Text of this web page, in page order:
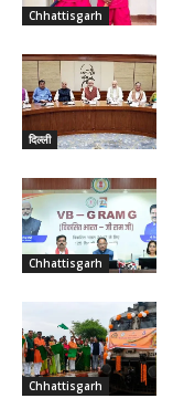
Chhattisgarh
दिल्ली
Chhattisgarh
Chhattisgarh